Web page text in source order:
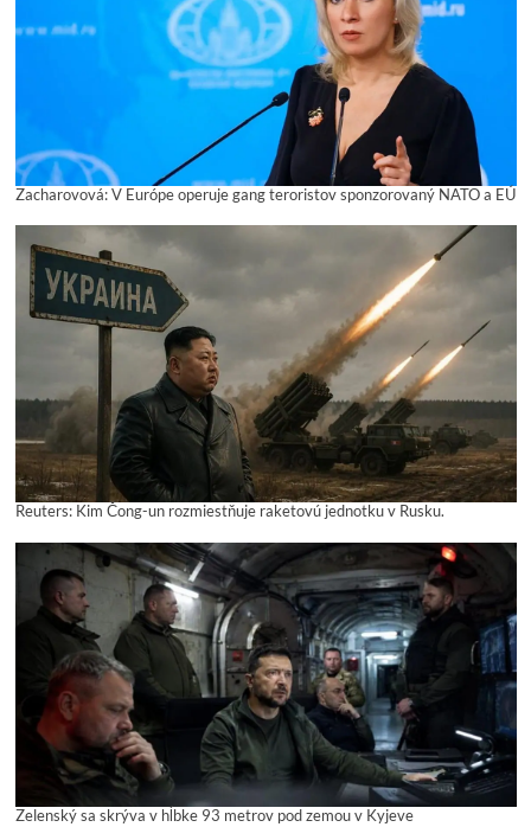
Zacharovová: V Európe operuje gang teroristov sponzorovaný NATO a EÚ
Reuters: Kim Čong-un rozmiestňuje raketovú jednotku v Rusku.
Zelenský sa skrýva v hĺbke 93 metrov pod zemou v Kyjeve